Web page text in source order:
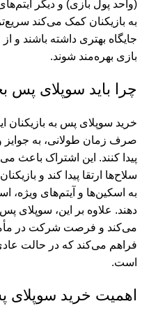
(واحد پول بازی) و دیگر
به بازیکنان کمک می‌کند
جایگاه بهتری داشته باشند و
بازی بهره‌مند شوند.
چرا باید سوپلای پس
خرید سوپلای پس به بازیکنان
صرف زمان طولانی، به
پیدا کنند. این اشتراک باعث
سلاح‌ها ارتقا پیدا کند و
به اسکین‌ها و آیتم‌های ویژه،
دهند. علاوه بر این، سوپلای
می‌کند و فرصت شرکت در
فراهم می‌کند که در حالت
است.
اهمیت خرید سوپلای